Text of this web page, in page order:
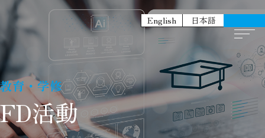
English 日本語
教育・学修
FD活動